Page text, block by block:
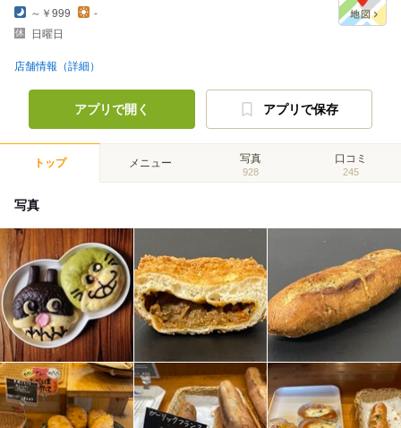
～￥999
-
日曜日
店舗情報（詳細）
アプリで開く アプリで保存
トップ メニュー 写真
928
口コミ
245
写真